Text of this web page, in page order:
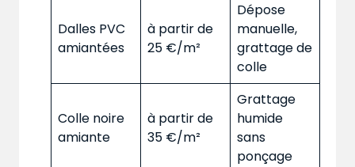
Dalles PVC
amiantées
à partir de
25 €/m²
Dépose
manuelle,
grattage de
colle
Colle noire
amiante
à partir de
35 €/m²
Grattage
humide
sans
ponçage